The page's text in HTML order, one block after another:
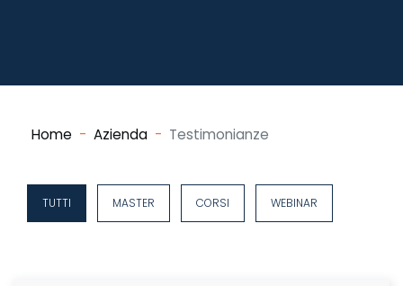
Home Azienda Testimonianze
TUTTI MASTER CORSI WEBINAR